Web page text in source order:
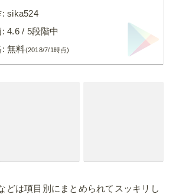
: sika524
: 4.6/ 5段階中
: 無料(2018/7/1時点)
どは項目別にまとめられてスッキリし